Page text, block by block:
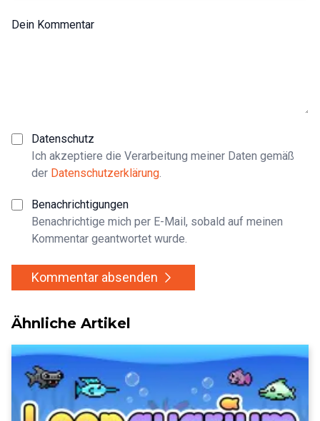
Dein Kommentar
Datenschutz
Ich akzeptiere die Verarbeitung meiner Daten gemäß
der Datenschutzerklärung
Benachrichtigungen
Benachrichtige mich per E-Mail, sobald auf meinen
Kommentar geantwortet wurde.
Kommentar absenden
Ähnliche Artikel